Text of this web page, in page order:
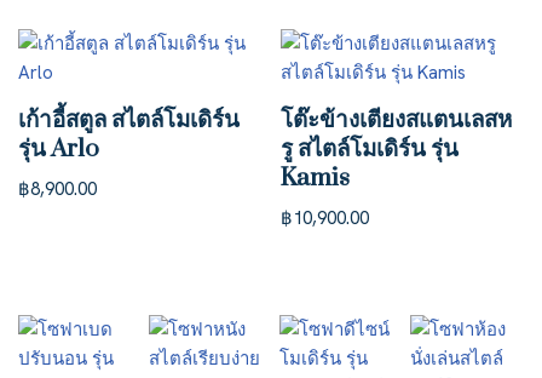
เก้าอี้สตูล สไตล์โมเดิร์น
รุ่น Arlo
฿8,900.00
โต๊ะข้างเตียงสแตนเลสห
รู สไตล์โมเดิร์น รุ่น
Kamis
฿10,900.00